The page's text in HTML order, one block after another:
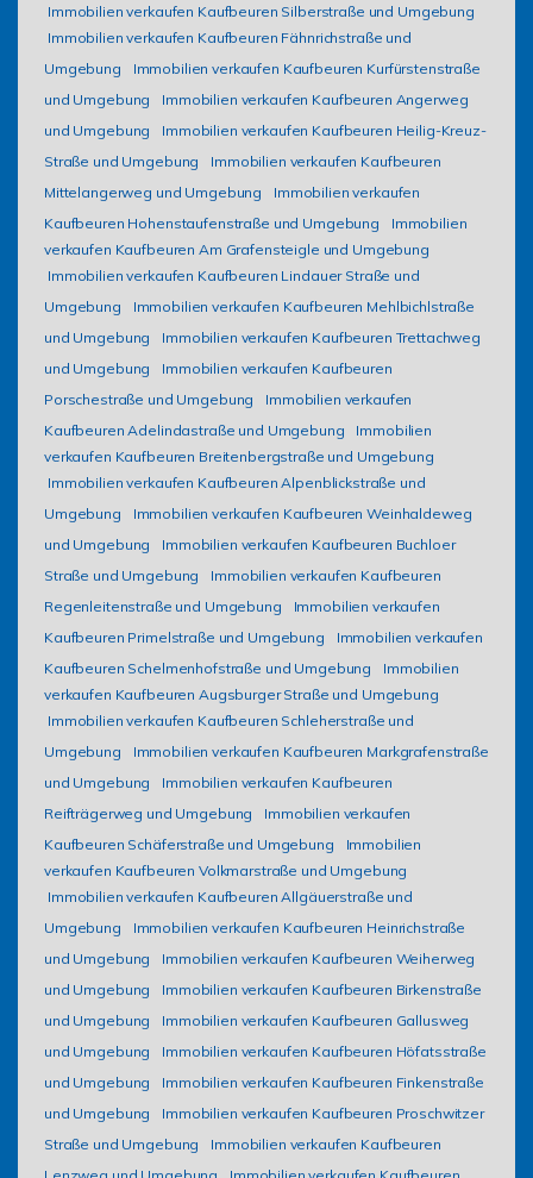
Immobilien verkaufen Kaufbeuren Silberstraße und Umgebung
Immobilien verkaufen Kaufbeuren Fähnrichstraße und
Umgebung
Immobilien verkaufen Kaufbeuren Kurfürstenstraße
und Umgebung
Immobilien verkaufen Kaufbeuren Angerweg
und Umgebung
Immobilien verkaufen Kaufbeuren Heilig-Kreuz-
Straße und Umgebung
Immobilien verkaufen Kaufbeuren
Mittelangerweg und Umgebung
Immobilien verkaufen
Kaufbeuren Hohenstaufenstraße und Umgebung
Immobilien
verkaufen Kaufbeuren Am Grafensteigle und Umgebung
Immobilien verkaufen Kaufbeuren Lindauer Straße und
Umgebung
Immobilien verkaufen Kaufbeuren Mehlbichlstraße
und Umgebung
Immobilien verkaufen Kaufbeuren Trettachweg
und Umgebung
Immobilien verkaufen Kaufbeuren
Porschestraße und Umgebung
Immobilien verkaufen
Kaufbeuren Adelindastraße und Umgebung
Immobilien
verkaufen Kaufbeuren Breitenbergstraße und Umgebung
Immobilien verkaufen Kaufbeuren Alpenblickstraße und
Umgebung
Immobilien verkaufen Kaufbeuren Weinhaldeweg
und Umgebung
Immobilien verkaufen Kaufbeuren Buchloer
Straße und Umgebung
Immobilien verkaufen Kaufbeuren
Regenleitenstraße und Umgebung
Immobilien verkaufen
Kaufbeuren Primelstraße und Umgebung
Immobilien verkaufen
Kaufbeuren Schelmenhofstraße und Umgebung
Immobilien
verkaufen Kaufbeuren Augsburger Straße und Umgebung
Immobilien verkaufen Kaufbeuren Schleherstraße und
Umgebung
Immobilien verkaufen Kaufbeuren Markgrafenstraße
und Umgebung
Immobilien verkaufen Kaufbeuren
Reifträgerweg und Umgebung
Immobilien verkaufen
Kaufbeuren Schäferstraße und Umgebung
Immobilien
verkaufen Kaufbeuren Volkmarstraße und Umgebung
Immobilien verkaufen Kaufbeuren Allgäuerstraße und
Umgebung
Immobilien verkaufen Kaufbeuren Heinrichstraße
und Umgebung
Immobilien verkaufen Kaufbeuren Weiherweg
und Umgebung
Immobilien verkaufen Kaufbeuren Birkenstraße
und Umgebung
Immobilien verkaufen Kaufbeuren Gallusweg
und Umgebung
Immobilien verkaufen Kaufbeuren Höfatsstraße
und Umgebung
Immobilien verkaufen Kaufbeuren Finkenstraße
und Umgebung
Immobilien verkaufen Kaufbeuren Proschwitzer
Straße und Umgebung
Immobilien verkaufen Kaufbeuren